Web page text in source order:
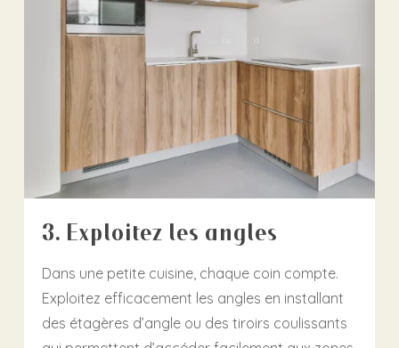
3. Exploitez les angles
Dans une petite cuisine, chaque coin compte.
Exploitez efficacement les angles en installant
des étagères d’angle ou des tiroirs coulissants